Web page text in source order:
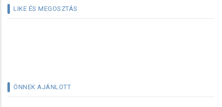
LIKE ÉS MEGOSZTÁS
ÖNNEK AJÁNLOTT